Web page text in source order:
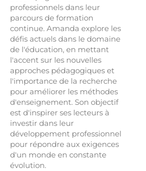
professionnels dans leur
parcours de formation
continue. Amanda explore les
défis actuels dans le domaine
de l'éducation, en mettant
l'accent sur les nouvelles
approches pédagogiques et
l'importance de la recherche
pour améliorer les méthodes
d'enseignement. Son objectif
est d'inspirer ses lecteurs à
investir dans leur
développement professionnel
pour répondre aux exigences
d'un monde en constante
évolution.